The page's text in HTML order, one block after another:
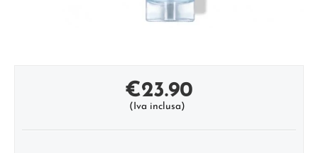
€23.90
(Iva inclusa)